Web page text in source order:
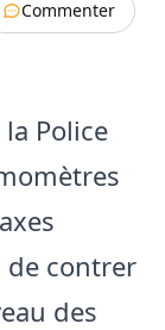
Commenter
Police
de contrer
des